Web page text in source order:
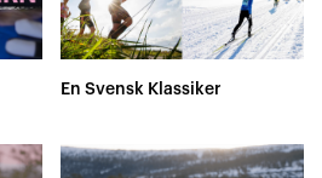
En Svensk Klassiker